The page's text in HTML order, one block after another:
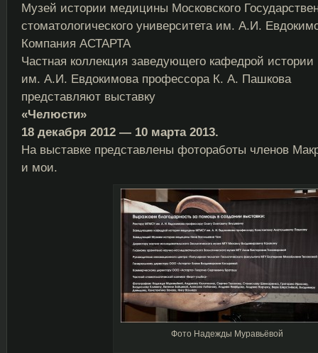
Музей истории медицины Московского
стоматологического университета им. А.И.
Компания АСТАРТА
Частная коллекция заведующего кафедрой
им. А.И. Евдокимова профессора К. А. Пашкова
представляют выставку
«Челюсти»
18 декабря 2012 — 10 марта 2013.
На выставке представлены фотоработы членов
и мои.
Фото Надежды Муравьёвой